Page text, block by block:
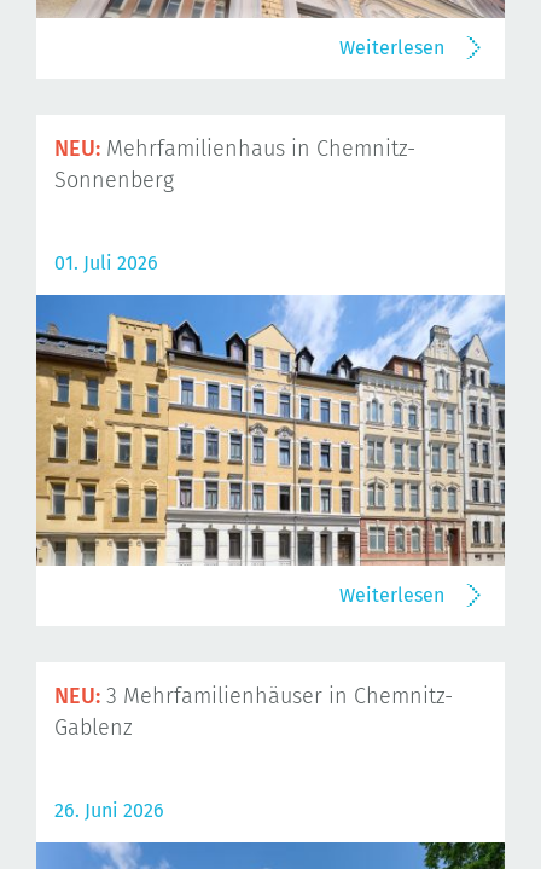
Weiterlesen
NEU: Mehrfamilienhaus in Chemnitz-
Sonnenberg
01. Juli 2026
Weiterlesen
NEU: 3 Mehrfamilienhäuser in Chemnitz-
Gablenz
26. Juni 2026